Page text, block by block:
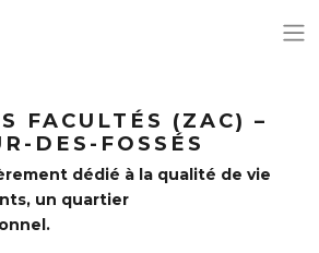
FACULTÉS (ZAC) –
DES-FOSSÉS
dédié à la qualité de vie
un quartier